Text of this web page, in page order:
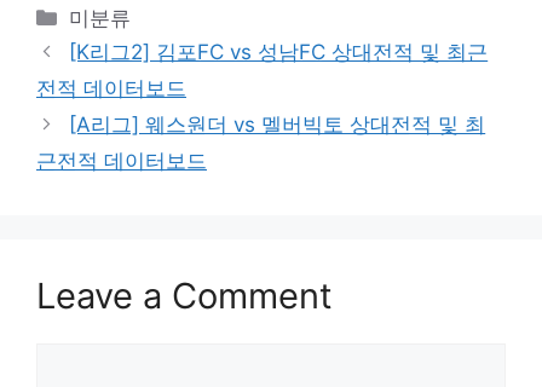
Categories
미분류
[K리그2] 김포FC vs 성남FC 상대전적 및 최근
전적 데이터보드
[A리그] 웨스원더 vs 멜버빅토 상대전적 및 최
근전적 데이터보드
Leave a Comment